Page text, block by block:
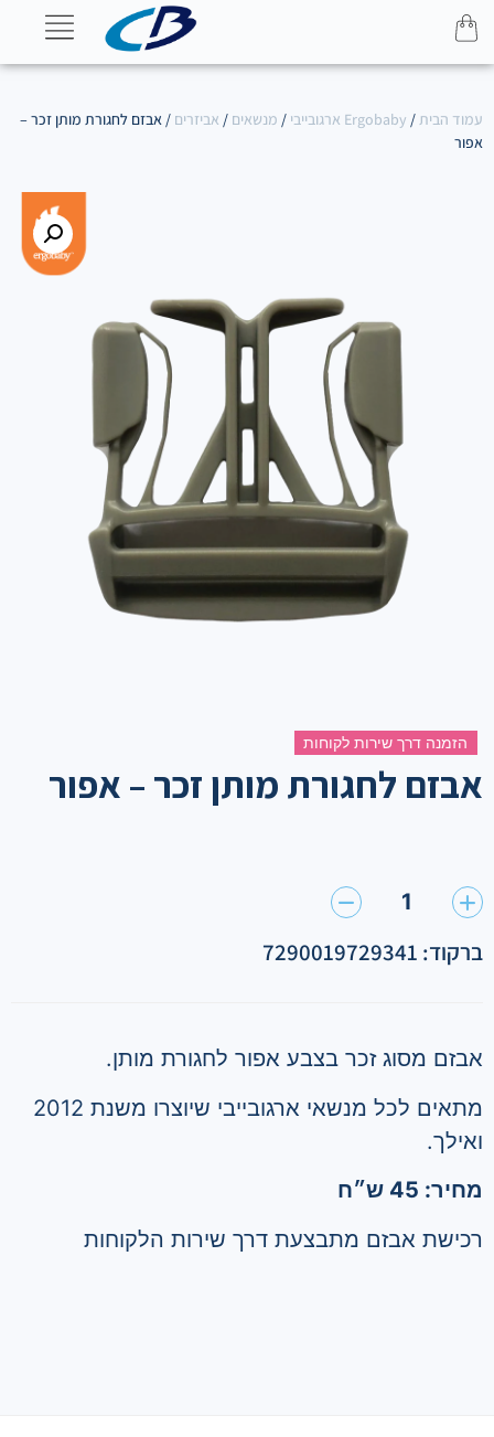
עמוד הבית/ Ergobaby ארגובייבי / מנשאים / אביזרים / אבזם לחגורת מותן זכר –
אפור
הזמנה דרך שירות לקוחות
אבזם לחגורת מותן זכר – אפור
1
ברקוד: 7290019729341
אבזם מסוג זכר בצבע אפור לחגורת מותן.
מתאים לכל מנשאי ארגובייבי שיוצרו משנת 2012
ואילך.
מחיר: 45 ש״ח
רכישת אבזם מתבצעת דרך שירות הלקוחות